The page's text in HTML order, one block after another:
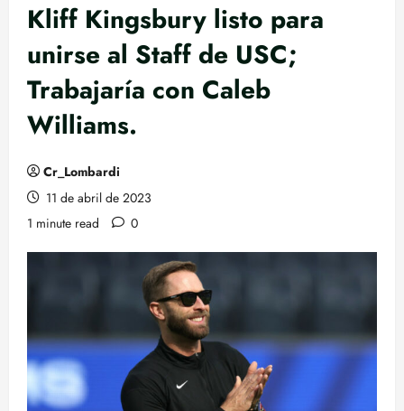
Kliff Kingsbury listo para
unirse al Staff de USC;
Trabajaría con Caleb
Williams.
Cr_Lombardi
11 de abril de 2023
1 minute read
0